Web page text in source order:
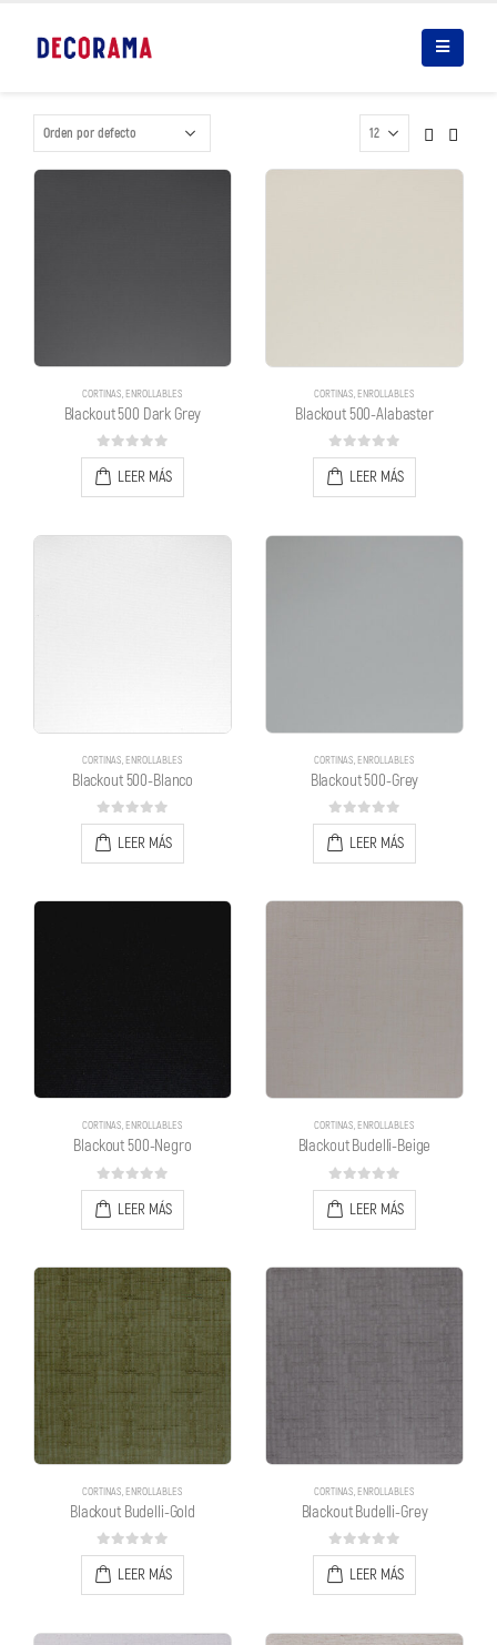
CORTINAS,ENROLLABLES
Blackout 500 Dark Grey
0out of 5
LEER MÁS
CORTINAS,ENROLLABLES
Blackout 500-Alabaster
0out of 5
LEER MÁS
CORTINAS,ENROLLABLES
Blackout 500-Blanco
0out of 5
LEER MÁS
CORTINAS,ENROLLABLES
Blackout 500-Grey
0out of 5
LEER MÁS
CORTINAS, ENROLLABLES
Blackout 500-Negro
0out of 5
LEER MÁS
CORTINAS, ENROLLABLES
Blackout Budelli-Beige
0out of 5
LEER MÁS
CORTINAS,ENROLLABLES
Blackout Budelli-Gold
0out of 5
LEER MÁS
CORTINAS,ENROLLABLES
Blackout Budelli-Grey
0out of 5
LEER MÁS